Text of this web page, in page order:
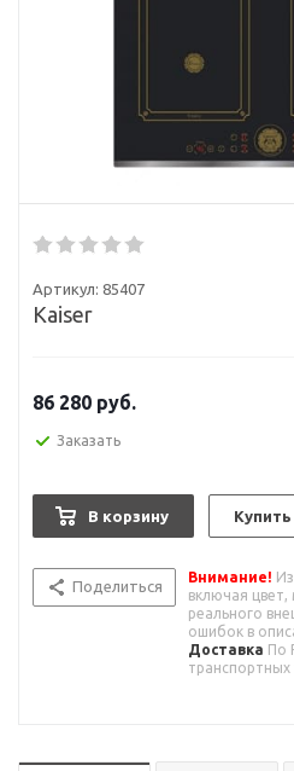
Артикул: 85407
Kaiser
86 280 руб.
Заказать
В корзину Купить
Поделиться
Внимание!
включая цвет,
реального
ошибок в
Доставка По